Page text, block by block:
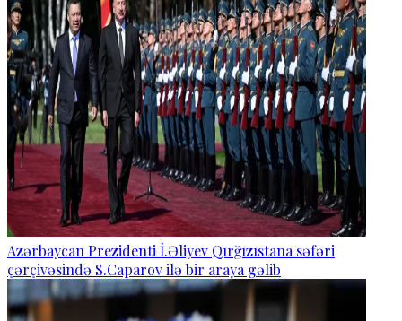
Azərbaycan Prezidenti İ.Əliyev Qırğızıstana səfəri
çərçivəsində S.Caparov ilə bir araya gəlib